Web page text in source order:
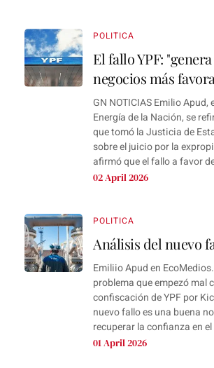
POLITICA
El fallo YPF:
negocios más
GN NOTICIAS Emilio Apud,
Energía de la Nación, se
que tomó la Justicia de
sobre el juicio por la
afirmó que el fallo a favor
02 April 2026
POLITICA
Análisis del nuevo
Emiliio Apud en
problema que empezó mal
confiscación de YPF por
nuevo fallo es una buena
recuperar la confianza en
01 April 2026